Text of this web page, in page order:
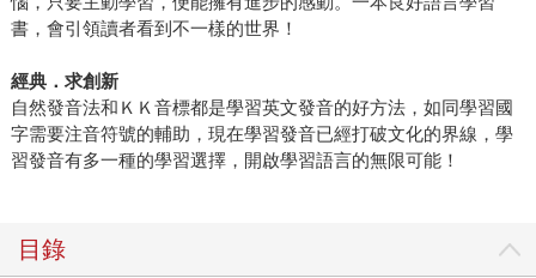
書，會引領讀者看到不一樣的世界！
經典．求創新
自然發音法和ＫＫ音標都是學習英文發音的好方法，如同學習國
字需要注音符號的輔助，現在學習發音已經打破文化的界線，學
習發音有多一種的學習選擇，開啟學習語言的無限可能！
目錄